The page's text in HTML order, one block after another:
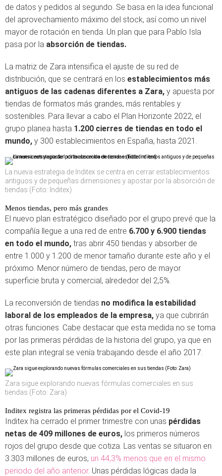
de datos y pedidos al segundo. Se basa en la idea funcional
del aprovechamiento máximo del stock, así como un nivel
mayor de rotación en tienda. Un plan que para Pablo Isla
pasa por la absorción de tiendas.
La matriz de Zara intensifica el ajuste de su red de
distribución, que se centrará en los establecimientos más
antiguos de las cadenas diferentes a Zara, y apuesta por
tiendas de formatos más grandes, más rentables y
sostenibles. Para llevar a cabo el Plan Horizonte 2022, el
grupo planea hasta 1.200 cierres de tiendas en todo el
mundo, y 300 establecimientos en España, hasta 2021.
La nueva estrategia de Inditex se centra en cerrar establecimientos
antiguos y de pequeñas dimensiones y apostar por la absorción de
tiendas (Foto: Inditex)
Menos tiendas, pero más grandes
El nuevo plan estratégico diseñado por el grupo prevé que la
compañía llegue a una red de entre 6.700 y 6.900 tiendas
en todo el mundo, tras abrir 450 tiendas y absorber de
entre 1.000 y 1.200 de menor tamaño durante este año y el
próximo. Menor número de tiendas, pero de mayor
superficie bruta y comercial, alrededor del 2,5%.
La reconversión de tiendas no modifica la estabilidad
laboral de los empleados de la empresa, ya que cubrirán
otras funciones. Cabe destacar que esta medida no se toma
por las primeras pérdidas de la historia del grupo, ya que en
este plan integral se venía trabajando desde el año 2017.
Zara sigue explorando nuevas fórmulas comerciales en sus
tiendas (Foto: Zara)
Inditex registra las primeras pérdidas por el Covid-19
Inditex ha cerrado el primer trimestre con unas pérdidas
netas de 409 millones de euros, los primeros números
rojos del grupo desde que cotiza. Las ventas se situaron en
3.303 millones de euros, un 44,3% menos que en el mismo
periodo del año anterior. Unas pérdidas lógicas dada la